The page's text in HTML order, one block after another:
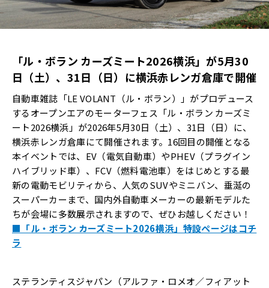
「ル・ボラン カーズミート2026横浜」が5月30
日（土）、31日（日）に横浜赤レンガ倉庫で開催
自動車雑誌「LE VOLANT（ル・ボラン）」がプロデュース
するオープンエアのモーターフェス「ル・ボラン カーズミ
ート2026横浜」が2026年5月30日（土）、31日（日）に、
横浜赤レンガ倉庫にて開催されます。16回目の開催となる
本イベントでは、EV（電気自動車）やPHEV（プラグイン
ハイブリッド車）、FCV（燃料電池車）をはじめとする最
新の電動モビリティから、人気のSUVやミニバン、垂涎の
スーパーカーまで、国内外自動車メーカーの最新モデルた
ちが会場に多数展示されますので、ぜひお越しください！
■「ル・ボラン カーズミート2026横浜」特設ページはコチ
ラ
ステランティスジャパン（アルファ・ロメオ／フィアット